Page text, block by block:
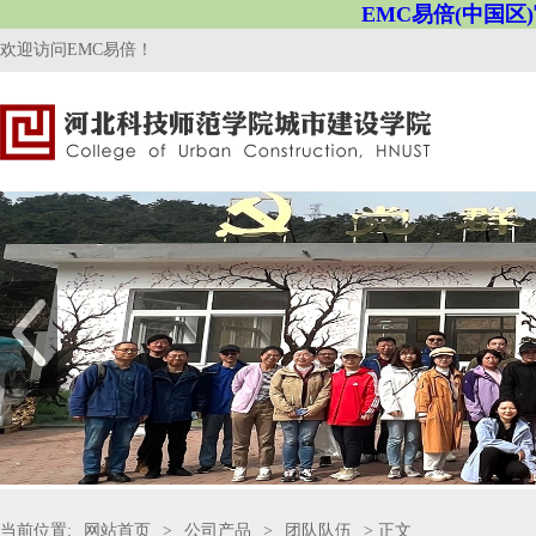
EMC易倍(中国区
欢迎访问EMC易倍！
当前位置: 网站首页 > 公司产品 > 团队队伍 > 正文